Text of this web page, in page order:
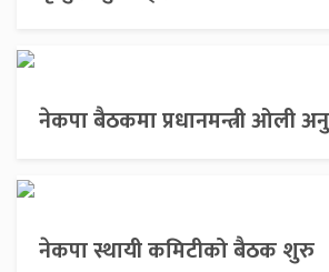
नेकपा बैठकमा प्रधानमन्त्री ओली
नेकपा स्थायी कमिटीको बैठक शुरु